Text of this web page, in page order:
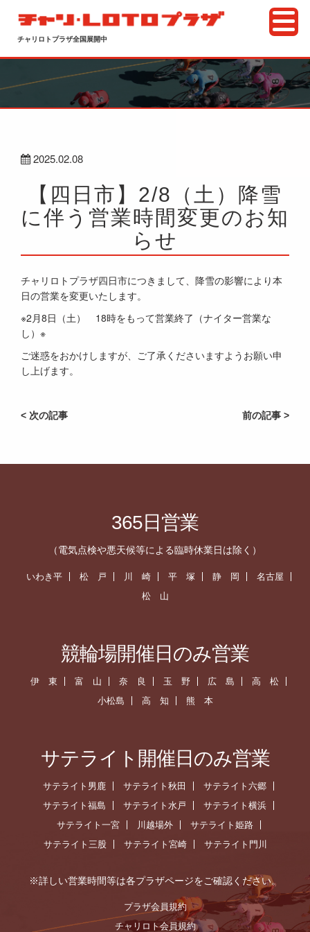
チャリロトプラザ全国展開中
2025.02.08
【四日市】2/8（土）降雪
に伴う営業時間変更のお知
らせ
チャリロトプラザ四日市につきまして、降雪の影響により本
日の営業を変更いたします。
※2月8日（土） 18時をもって営業終了（ナイター営業な
し）※
ご迷惑をおかけしますが、ご了承くださいますようお願い申
し上げます。
前の記事 >
< 次の記事
365日営業
（電気点検や悪天候等による臨時休業日は除く）
いわき平 松 戸 川 崎 平 塚 静 岡
名古屋
松 山
競輪場開催日のみ営業
伊 東 富 山 奈 良 玉 野 広 島
高 松
小松島
高 知 熊 本
サテライト開催日のみ営業
サテライト男鹿 サテライト秋田
サテライト六郷
サテライト福島
サテライト水戸
サテライト横浜
サテライト一宮
川越場外
サテライト姫路
サテライト三股
サテライト宮崎 サテライト門川
※詳しい営業時間等は各プラザページをご確認ください。
プラザ会員規約
チャリロト会員規約